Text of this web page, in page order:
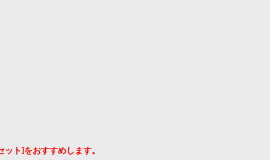
ト]をおすすめします。